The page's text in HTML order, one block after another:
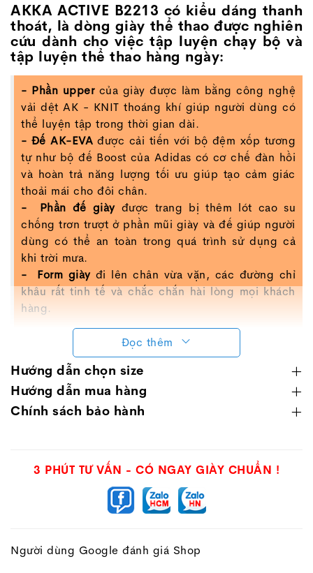
AKKA ACTIVE B2213 có kiểu dáng thanh
thoát, là dòng giày thể thao được nghiên
cứu dành cho việc tập luyện chạy bộ và
tập luyện thể thao hàng ngày:
- Phần uppercủa giày được làm bằng công nghệ
vải dệt AK - KNIT thoáng khí giúp người dùng có
thể luyện tập trong thời gian dài.
- Đế AK-EVA được cải tiến với bộ đệm xốp tương
tự như bộ đế Boost của Adidas có cơ chế đàn hồi
và hoàn trả năng lượng tối ưu giúp tạo cảm giác
thoải mái cho đôi chân.
- Phần đế giàyđược trang bị thêm lót cao su
chống trơn trượt ở phần mũi giày và đế giúp người
dùng có thể an toàn trong quá trình sử dụng cả
khi trời mưa.
- Form giàyđi lên chân vừa vặn, các đường chỉ
khâu rất tinh tế và chắc chắn hài lòng mọi khách
hàng.
Với chất liệu và công nghệ thoáng khí, giày AKKA
ACTIVE B2213 sẽ là lựa chọn phù hợp của các bạn
nam chạy bộ vào những ngày nóng.
Đọc thêm
Hướng dẫn chọn size
Hướng dẫn mua hàng
Chính sách bảo hành
3 PHÚT TƯ VẤN - CÓ NGAY GIÀY CHUẨN !
Người dùng Google đánh giá Shop